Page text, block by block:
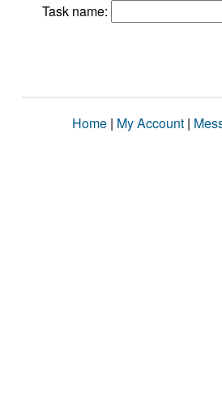
Task name:
Home | My Account |